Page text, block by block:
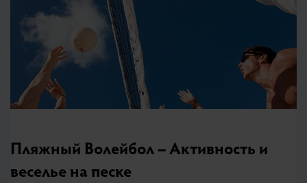
Пляжный Волейбол – Активность и
веселье на песке